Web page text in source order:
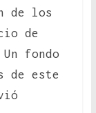
de los
de
fondo
de este